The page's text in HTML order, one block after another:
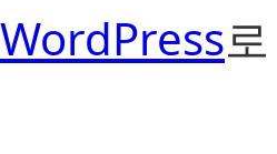
WordPress